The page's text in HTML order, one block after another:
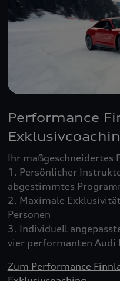
Performance
Ihr maßgeschneidertes
1. Persönlicher
abgestimmtes
2. Maximale
Personen
3. Individuell
vier performanten Audi
Zum Performance